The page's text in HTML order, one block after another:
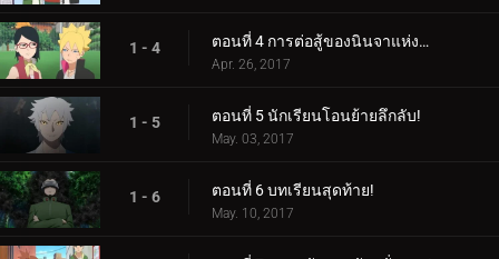
1 - 4 ตอนที่ 4 การต่อสู้ของนินจาแห่งเพศ!
Apr. 26, 2017
1 - 5 ตอนที่ 5 นักเรียนโอนย้ายลึกลับ!
May. 03, 2017
1 - 6 ตอนที่ 6 บทเรียนสุดท้าย!
May. 10, 2017